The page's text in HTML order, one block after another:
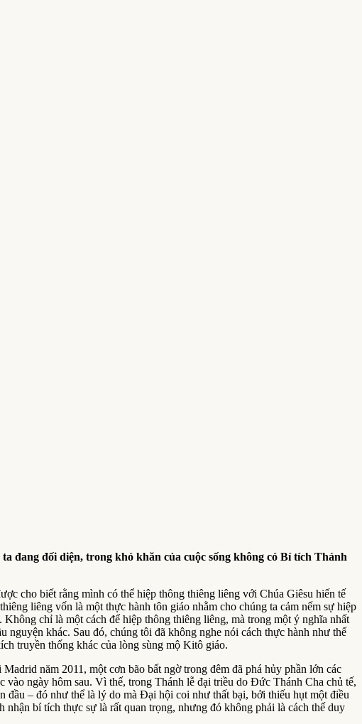
đang đối diện, trong khó khăn của cuộc sống không có Bí tích Thánh
cho biết rằng mình có thể hiệp thông thiêng liêng với Chúa Giêsu hiến tế
liêng vốn là một thực hành tôn giáo nhằm cho chúng ta cảm nếm sự hiệp
chỉ là một cách để hiệp thông thiêng liêng, mà trong một ý nghĩa nhất
khác. Sau đó, chúng tôi đã không nghe nói cách thực hành như thế
truyền thống khác của lòng sùng mộ Kitô giáo.
năm 2011, một cơn bão bất ngờ trong đêm đã phá hủy phần lớn các
vào ngày hôm sau. Vì thế, trong Thánh lễ đại triều do Đức Thánh Cha chủ tế,
– đó như thể là lý do mà Đại hội coi như thất bại, bởi thiếu hụt một điều
bí tích thực sự là rất quan trọng, nhưng đó không phải là cách thế duy